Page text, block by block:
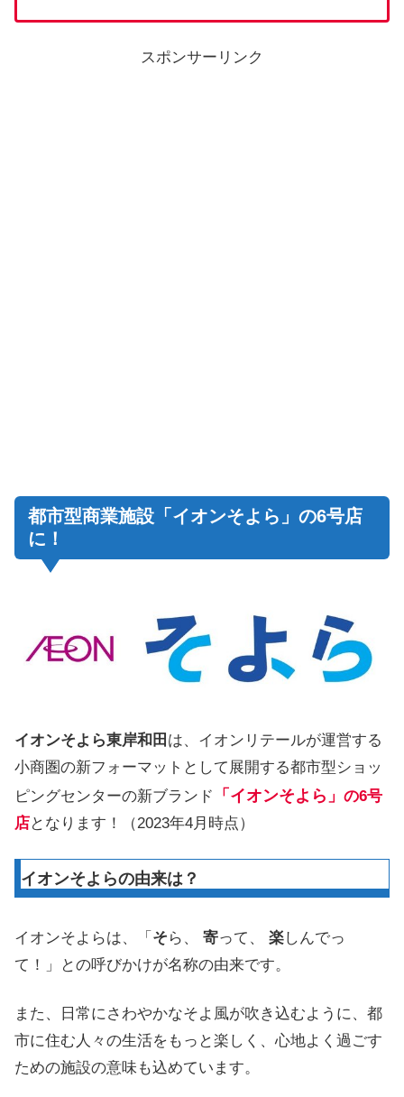
スポンサーリンク
都市型商業施設「イオンそよら」の6号店
に！
イオンそよら東岸和田 は、イオンリテールが運営する
小商圏の新フォーマットとして展開する都市型ショッ
ピングセンターの新ブランド
「イオンそよら」 の6号
店となります！（2023年4月時点）
イオンそよらの由来は？
イオンそよらは、「 そら、 寄って、 楽しんでっ
て！」との呼びかけが名称の由来です。
また、日常にさわやかなそよ風が吹き込むように、都
市に住む人々の生活をもっと楽しく、心地よく過ごす
ための施設の意味も込めています。